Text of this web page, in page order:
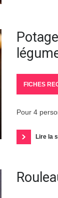
FICHES
Pour 4
Lire la